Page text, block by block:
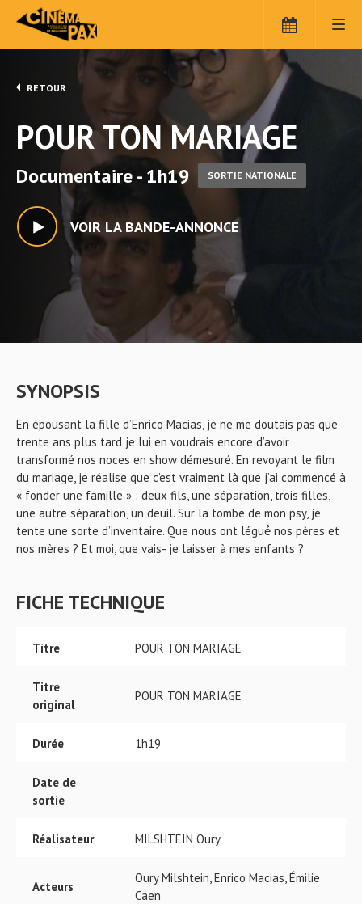
RETOUR
POUR TON MARIAGE
Documentaire - 1h19 SORTIE NATIONALE
VOIR LA BANDE-ANNONCE
SYNOPSIS
En épousant la fille d’Enrico Macias, je ne me doutais pas que
trente ans plus tard je lui en voudrais encore d’avoir
transformé nos noces en show démesuré. En revoyant le film
du mariage, je réalise que c’est vraiment là que j’ai commencé à
« fonder une famille » : deux fils, une séparation, trois filles,
une autre séparation, un deuil. Sur la tombe de mon psy, je
tente une sorte d’inventaire. Que nous ont légué́ nos pères et
nos mères ? Et moi, que vais- je laisser à mes enfants ?
FICHE TECHNIQUE
Titre POUR TON MARIAGE
Titre
original
POUR TON MARIAGE
Durée 1h19
Date de
sortie
Réalisateur MILSHTEIN Oury
Acteurs
Oury Milshtein, Enrico Macias, Émilie
Caen